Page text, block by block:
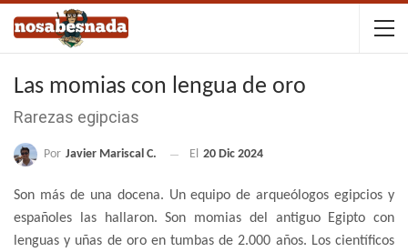
Las momias con lengua de oro
Rarezas egipcias
Por Javier Mariscal C. El 20 Dic 2024
Son más de una docena. Un equipo de arqueólogos egipcios y
españoles las hallaron. Son momias del antiguo Egipto con
lenguas y uñas de oro en tumbas de 2.000 años. Los científicos